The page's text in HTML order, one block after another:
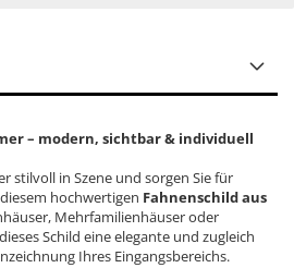
– modern, sichtbar & individuell
stilvoll in Szene und sorgen Sie für
hochwertigen Fahnenschild aus
Mehrfamilienhäuser oder
Schild eine elegante und zugleich
Ihres Eingangsbereichs.